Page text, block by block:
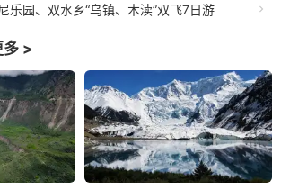
乐园、双水乡“乌镇、木渎”双飞7日游
多 >